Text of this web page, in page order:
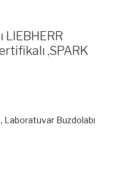
,SPARK
, Laboratuvar Buzdolabı